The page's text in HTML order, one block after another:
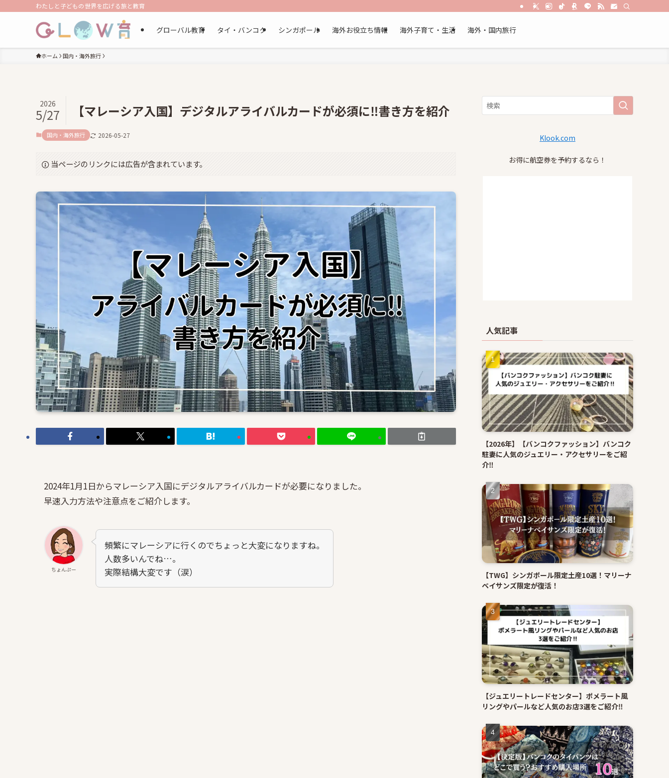
わたしと子どもの世界を広げる旅と教育
グローバル教育 タイ・バンコク シンガポール 海外お役立ち情報 海外子育て・生活 海外・国内旅行
ホーム 国内・海外旅行
【マレーシア入国】デジタルアライバルカードが必須に‼書き方を紹介
2026
5/27
国内・海外旅行 2026-05-27
当ページのリンクには広告が含まれています。
2024年1月1日からマレーシア入国にデジタルアライバルカードが必要になりました。
早速入力方法や注意点をご紹介します。
ちょんぷー
頻繁にマレーシアに行くのでちょっと大変になりますね。
人数多いんでね…。
実際結構大変です（涙）
Klook.com
お得に航空券を予約するなら！
人気記事
【2026年】【バンコクファッション】バンコク
駐妻に人気のジュエリー・アクセサリーをご紹
介‼
【TWG】シンガポール限定土産10選！マリーナ
ベイサンズ限定が復活！
【ジュエリートレードセンター】ポメラート風
リングやパールなど人気のお店3選をご紹介‼